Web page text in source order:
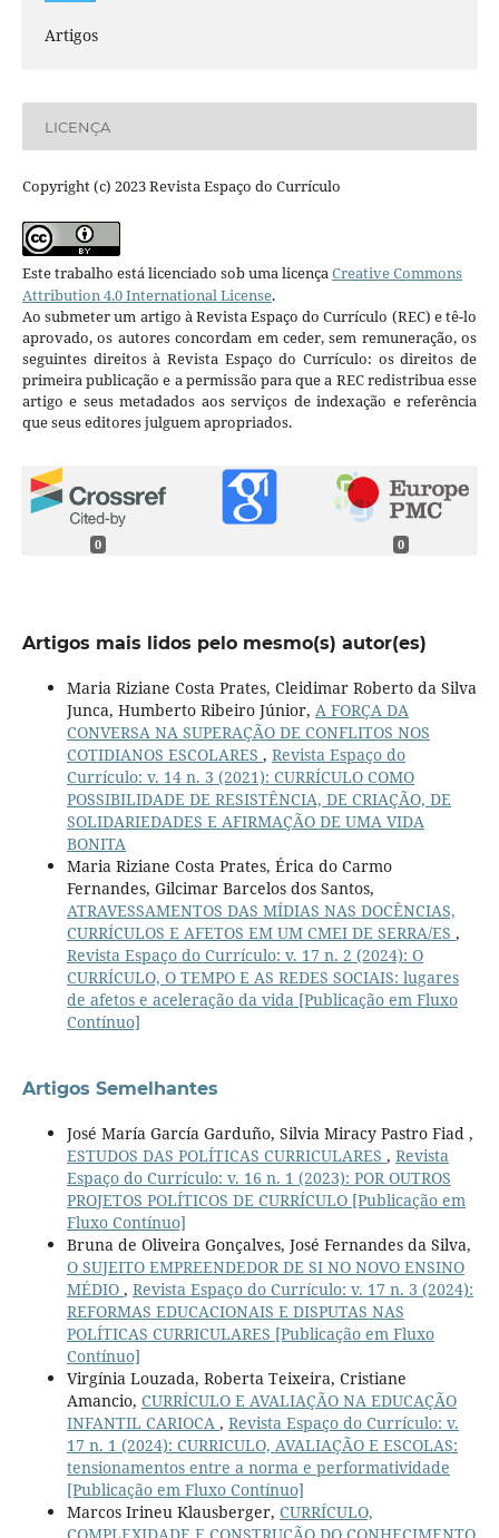
Artigos
LICENÇA
Copyright (c) 2023 Revista Espaço do Currículo
Este trabalho está licenciado sob uma licençaCreative Commons
Attribution 4.0 International License.
Ao submeter um artigo à Revista Espaço do Currículo (REC) e tê-lo
aprovado, os autores concordam em ceder, sem remuneração, os
seguintes direitos à Revista Espaço do Currículo: os direitos de
primeira publicação e a permissão para que a REC redistribua esse
artigo e seus metadados aos serviços de indexação e referência
que seus editores julguem apropriados.
0 0
Artigos mais lidos pelo mesmo(s) autor(es)
Maria Riziane Costa Prates, Cleidimar Roberto da Silva
Junca, Humberto Ribeiro Júnior, A FORÇA DA
CONVERSA NA SUPERAÇÃO DE CONFLITOS NOS
COTIDIANOS ESCOLARES , Revista Espaço do
Currículo: v. 14 n. 3 (2021): CURRÍCULO COMO
POSSIBILIDADE DE RESISTÊNCIA, DE CRIAÇÃO, DE
SOLIDARIEDADES E AFIRMAÇÃO DE UMA VIDA
BONITA
Maria Riziane Costa Prates, Érica do Carmo
Fernandes, Gilcimar Barcelos dos Santos,
ATRAVESSAMENTOS DAS MÍDIAS NAS DOCÊNCIAS,
CURRÍCULOS E AFETOS EM UM CMEI DE SERRA/ES ,
Revista Espaço do Currículo: v. 17 n. 2 (2024): O
CURRÍCULO, O TEMPO E AS REDES SOCIAIS: lugares
de afetos e aceleração da vida [Publicação em Fluxo
Contínuo]
Artigos Semelhantes
José María García Garduño, Silvia Miracy Pastro Fiad ,
ESTUDOS DAS POLÍTICAS CURRICULARES , Revista
Espaço do Currículo: v. 16 n. 1 (2023): POR OUTROS
PROJETOS POLÍTICOS DE CURRÍCULO [Publicação em
Fluxo Contínuo]
Bruna de Oliveira Gonçalves, José Fernandes da Silva,
O SUJEITO EMPREENDEDOR DE SI NO NOVO ENSINO
MÉDIO , Revista Espaço do Currículo: v. 17 n. 3 (2024):
REFORMAS EDUCACIONAIS E DISPUTAS NAS
POLÍTICAS CURRICULARES [Publicação em Fluxo
Contínuo]
Virgínia Louzada, Roberta Teixeira, Cristiane
Amancio, CURRÍCULO E AVALIAÇÃO NA EDUCAÇÃO
INFANTIL CARIOCA , Revista Espaço do Currículo: v.
17 n. 1 (2024): CURRICULO, AVALIAÇÃO E ESCOLAS:
tensionamentos entre a norma e performatividade
[Publicação em Fluxo Contínuo]
Marcos Irineu Klausberger, CURRÍCULO,